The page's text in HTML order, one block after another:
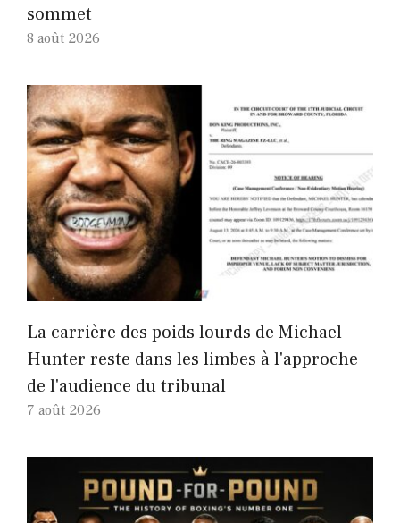
sommet
8 août 2026
La carrière des poids lourds de Michael
Hunter reste dans les limbes à l'approche
de l'audience du tribunal
7 août 2026